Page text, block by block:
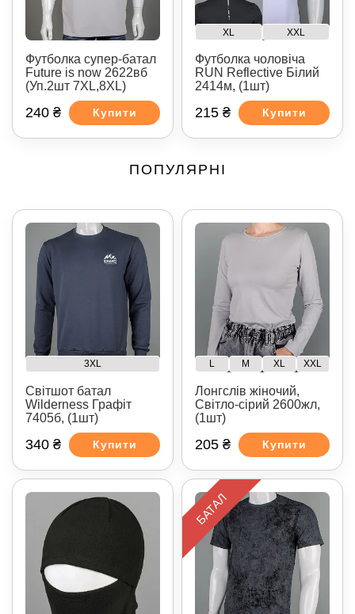
Футболка супер-батал
Future is now 2622вб
(Уп.2шт 7XL,8XL)
240 ₴ Купити
XL XXL
Футболка чоловіча
RUN Reflective Білий
2414м, (1шт)
215 ₴ Купити
ПОПУЛЯРНІ
3XL
Світшот батал
Wilderness Графіт
7405б, (1шт)
340 ₴ Купити
L M XL XXL
Лонгслів жіночий,
Світло-сірий 2600жл,
(1шт)
205 ₴ Купити
БАТАЛ